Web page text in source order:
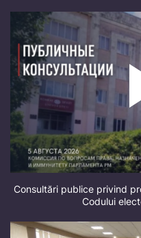
Consultări publice privind
Codului